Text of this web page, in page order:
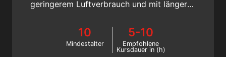
geringerem Luftverbrauch und mit längeren
jetzt online!
10
Mindestalter
5-10
Empfohlene
Kursdauer in (h)